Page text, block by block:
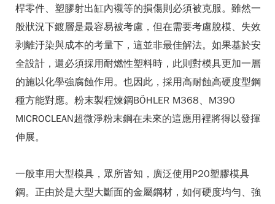
桿零件、塑膠射出缸內襯等的損傷則必須被克服。雖然一
般狀況下鍍層是最容易被考慮，但在需要考慮脫模、失效
剥離汙染與成本的考量下，這並非最佳解法。如果基於安
全設計，還必須採用耐燃性塑料時，此則對模具更加一層
的施以化學強腐蝕作用。也因此，採用高耐蝕高硬度型鋼
種方能對應。粉末製程煉鋼BÖHLER M368、M390
MICROCLEAN超微淨粉末鋼在未來的這應用裡將得以發揮
伸展。
一般車用大型模具，眾所皆知，廣泛使用P20塑膠模具
鋼。正由於是大型大斷面的金屬鋼材，如何硬度均勻、強